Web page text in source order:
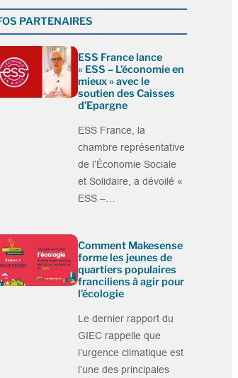
PARTENAIRES
ESS France lance
« ESS – L’économie en
mieux » avec le
soutien des Caisses
d’Epargne
ESS France, la
chambre représentative
de l’Économie Sociale
et Solidaire, a dévoilé «
ESS –…
Comment Makesense
forme les jeunes de
quartiers populaires
franciliens à agir pour
l’écologie
Le dernier rapport du
GIEC rappelle que
l’urgence climatique est
l’une des principales